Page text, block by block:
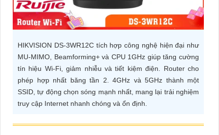
VẤN
HIKVISION DS-3WR12C tích hợp công nghệ hiện đại như
MU-MIMO, Beamforming+ và CPU 1GHz giúp tăng cường
tín hiệu Wi-Fi, giảm nhiễu và tiết kiệm điện. Router cho
phép hợp nhất băng tần 2. 4GHz và 5GHz thành một
SSID, tự động chọn sóng mạnh nhất, mang lại trải nghiệm
truy cập Internet nhanh chóng và ổn định.